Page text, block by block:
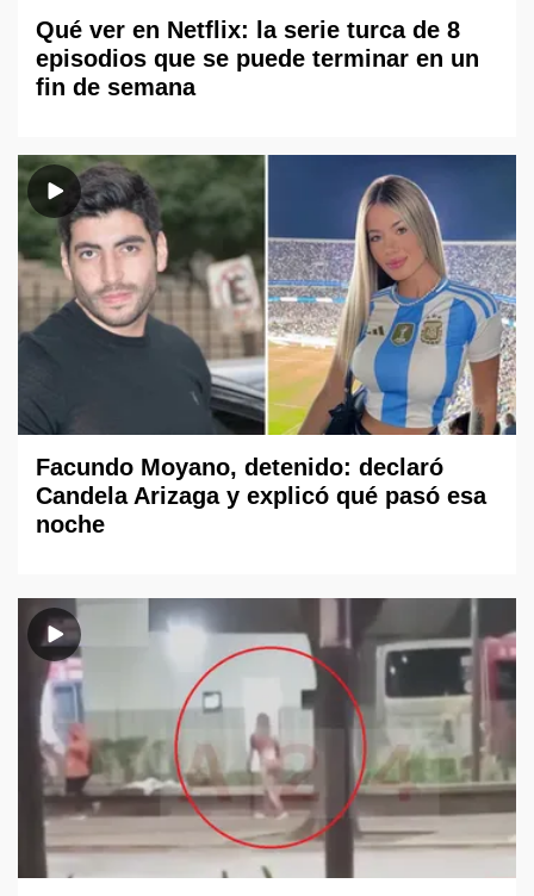
Qué ver en Netflix: la serie turca de 8
episodios que se puede terminar en un
fin de semana
Facundo Moyano, detenido: declaró
Candela Arizaga y explicó qué pasó esa
noche